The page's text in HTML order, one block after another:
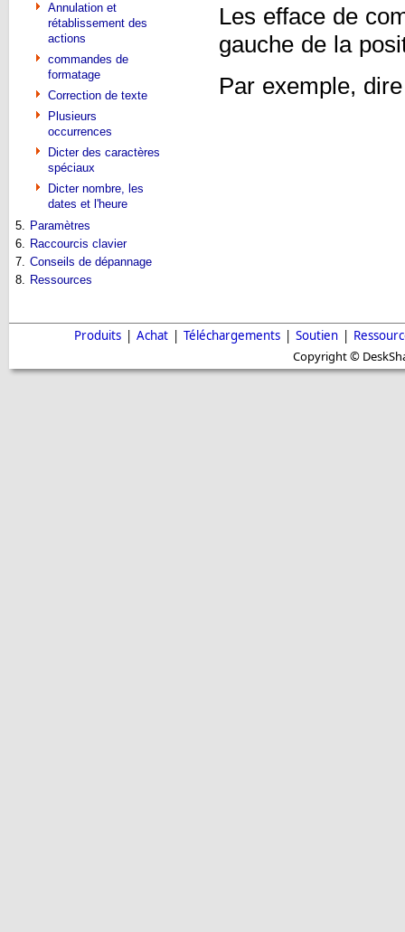
Annulation et
rétablissement des
actions
commandes de
formatage
Correction de texte
Plusieurs
occurrences
Dicter des caractères
spéciaux
Dicter nombre, les
dates et l'heure
5. Paramètres
6. Raccourcis clavier
7. Conseils de dépannage
8. Ressources
Les efface de
gauche de la
Par exemple,
Produits | Achat | Téléchargements | Soutien |
Copyright ©